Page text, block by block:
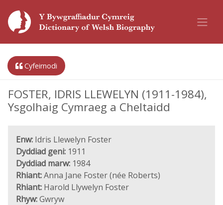
Cyfeirnodi
FOSTER, IDRIS LLEWELYN (1911-1984),
Ysgolhaig Cymraeg a Cheltaidd
Enw: Idris Llewelyn Foster
Dyddiad geni: 1911
Dyddiad marw: 1984
Rhiant:Anna Jane Foster (née Roberts)
Rhiant: Harold Llywelyn Foster
Rhyw:Gwryw